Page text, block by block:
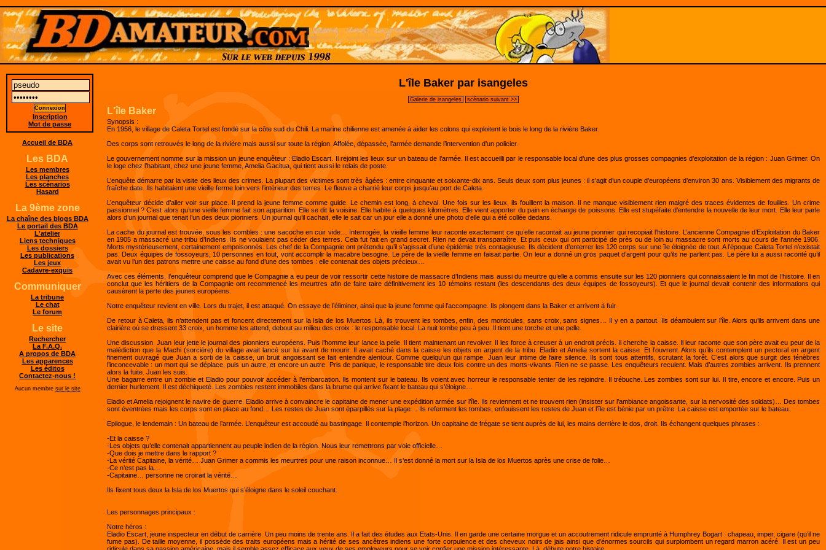
L'île Baker par isangeles
Galerie de isangeles scénario suivant >>
L'île Baker
Synopsis :
En 1956, le village de Caleta Tortel est fondé sur la côte sud du Chili. La marine chilienne est amenée à aider les colons qui exploitent le bois le long de la rivière Baker.
Des corps sont retrouvés le long de la rivière mais aussi sur toute la région. Affolée, dépassée, l’armée demande l’intervention d’un policier.
Le gouvernement nomme sur la mission un jeune enquêteur : Eladio Escart. Il rejoint les lieux sur un bateau de l’armée. Il est accueilli par le responsable local d’une des plus grosses compagnies d’exploitation de la région : Juan Grimer. On
le loge chez l’habitant, chez une jeune femme, Amelia Gacitua, qui tient aussi le relais de poste.
L’enquête démarre par la visite des lieux des crimes. La plupart des victimes sont très âgées : entre cinquante et soixante-dix ans. Seuls deux sont plus jeunes : il s’agit d’un couple d’européens d’environ 30 ans. Visiblement des migrants de
fraîche date. Ils habitaient une vieille ferme loin vers l’intérieur des terres. Le fleuve a charrié leur corps jusqu’au port de Caleta.
L’enquêteur décide d’aller voir sur place. Il prend la jeune femme comme guide. Le chemin est long, à cheval. Une fois sur les lieux, ils fouillent la maison. Il ne manque visiblement rien malgré des traces évidentes de fouilles. Un crime
passionnel ? C’est alors qu’une vieille femme fait son apparition. Elle se dit la voisine. Elle habite à quelques kilomètres. Elle vient apporter du pain en échange de poissons. Elle est stupéfaite d’entendre la nouvelle de leur mort. Elle leur parle
alors d’un journal que tenait l’un des deux pionniers. Un journal qu’il cachait, elle le sait car un jour elle a donné une photo d’elle qui a été collée dedans.
La cache du journal est trouvée, sous les combles : une sacoche en cuir vide… Interrogée, la vieille femme leur raconte exactement ce qu’elle racontait au jeune pionnier qui recopiait l’histoire. L’ancienne Compagnie d’Exploitation du Baker
en 1905 a massacré une tribu d’Indiens. Ils ne voulaient pas céder des terres. Cela fut fait en grand secret. Rien ne devait transparaître. Et puis ceux qui ont participé de près ou de loin au massacre sont morts au cours de l’année 1906.
Morts mystérieusement, certainement empoisonnés. Les chef de la Compagnie ont prétendu qu’il s’agissait d’une épidémie très contagieuse. Ils décident d’enterrer les 120 corps sur une île éloignée de tout. A l’époque Caleta Tortel n’existait
pas. Deux équipes de fossoyeurs, 10 personnes en tout, vont accomplir la macabre besogne. Le père de la vieille femme en faisait partie. On leur a donné un gros paquet d’argent pour qu’ils ne parlent pas. Le père lui a aussi raconté qu’il
avait vu l’un des patrons mettre une caisse au fond d’une des tombes : elle contenait des objets précieux…
Avec ces éléments, l’enquêteur comprend que le Compagnie a eu peur de voir ressortir cette histoire de massacre d’Indiens mais aussi du meurtre qu’elle a commis ensuite sur les 120 pionniers qui connaissaient le fin mot de l’histoire. Il en
conclut que les héritiers de la Compagnie ont recommencé les meurtres afin de faire taire définitivement les 10 témoins restant (les descendants des deux équipes de fossoyeurs). Et que le journal devait contenir des informations qui
causèrent la perte des jeunes européens.
Notre enquêteur revient en ville. Lors du trajet, il est attaqué. On essaye de l’éliminer, ainsi que la jeune femme qui l’accompagne. Ils plongent dans la Baker et arrivent à fuir.
De retour à Caleta, ils n’attendent pas et foncent directement sur la Isla de los Muertos. Là, ils trouvent les tombes, enfin, des monticules, sans croix, sans signes… Il y en a partout. Ils déambulent sur l’île. Alors qu’ils arrivent dans une
clairière où se dressent 33 croix, un homme les attend, debout au milieu des croix : le responsable local. La nuit tombe peu à peu. Il tient une torche et une pelle.
Une discussion. Juan leur jette le journal des pionniers européens. Puis l’homme leur lance la pelle. Il tient maintenant un revolver. Il les force à creuser à un endroit précis. Il cherche la caisse. Il leur raconte que son père avait eu peur de la
malédiction que la Machi (sorcière) du village avait lancé sur lui avant de mourir. Il avait caché dans la caisse les objets en argent de la tribu. Eladio et Amelia sortent la caisse. Et l’ouvrent. Alors qu’ils contemplent un pectoral en argent
finement ouvragé que Juan a sorti de la caisse, un bruit angoissant se fait entendre alentour. Comme quelqu’un qui rampe. Juan leur intime de faire silence. Ils sont tous attentifs, scrutant la forêt. C’est alors que surgit des ténèbres
l’inconcevable : un mort qui se déplace, puis un autre, et encore un autre. Pris de panique, le responsable tire deux fois contre un des morts-vivants. Rien ne se passe. Les enquêteurs reculent. Mais d’autres zombies arrivent. Ils prennent
alors la fuite. Juan les suis.
Une bagarre entre un zombie et Eladio pour pouvoir accéder à l’embarcation. Ils montent sur le bateau. Ils voient avec horreur le responsable tenter de les rejoindre. Il trébuche. Les zombies sont sur lui. Il tire, encore et encore. Puis un
dernier hurlement. Il est déchiqueté. Les zombies restent immobiles dans la brume qui arrive fixant le bateau qui s’éloigne…
Eladio et Amelia rejoignent le navire de guerre. Eladio arrive à convaincre le capitaine de mener une expédition armée sur l’île. Ils reviennent et ne trouvent rien (insister sur l’ambiance angoissante, sur la nervosité des soldats)… Des tombes
sont éventrées mais les corps sont en place au fond… Les restes de Juan sont éparpillés sur la plage… Ils referment les tombes, enfouissent les restes de Juan et l’île est bénie par un prêtre. La caisse est emportée sur le bateau.
Epilogue, le lendemain : Un bateau de l’armée. L’enquêteur est accoudé au bastingage. Il contemple l’horizon. Un capitaine de frégate se tient auprès de lui, les mains derrière le dos, droit. Ils échangent quelques phrases :
-Et la caisse ?
-Les objets qu’elle contenait appartiennent au peuple indien de la région. Nous leur remettrons par voie officielle…
-Que dois je mettre dans le rapport ?
-La vérité Capitaine, la vérité… Juan Grimer a commis les meurtres pour une raison inconnue… Il s’est donné la mort sur la Isla de los Muertos après une crise de folie…
-Ce n’est pas la…
-Capitaine… personne ne croirait la vérité…
Ils fixent tous deux la Isla de los Muertos qui s’éloigne dans le soleil couchant.
Les personnages principaux :
Notre héros :
Eladio Escart, jeune inspecteur en début de carrière. Un peu moins de trente ans. Il a fait des études aux Etats-Unis. Il en garde une certaine morgue et un accoutrement ridicule emprunté à Humphrey Bogart : chapeau, imper, cigare (qu’il ne
fume pas). De taille moyenne, il possède des traits européens mais a hérité de ses ancêtres indiens une forte corpulence et des cheveux noirs de jais ainsi que d’énormes sourcils qui surplombent un regard marron acéré. Il est un peu
Inscription
Mot de passe
Accueil de BDA
Les BDA
Les membres
Les planches
Les scénarios
Hasard
La 9ème zone
La chaîne des blogs BDA
Le portail des BDA
L'atelier
Liens techniques
Les dossiers
Les publications
Les jeux
Cadavre-exquis
Communiquer
La tribune
Le chat
Le forum
Le site
Rechercher
La F.A.Q.
A propos de BDA
Les apparences
Les éditos
Contactez-nous !
Aucun membre sur le site